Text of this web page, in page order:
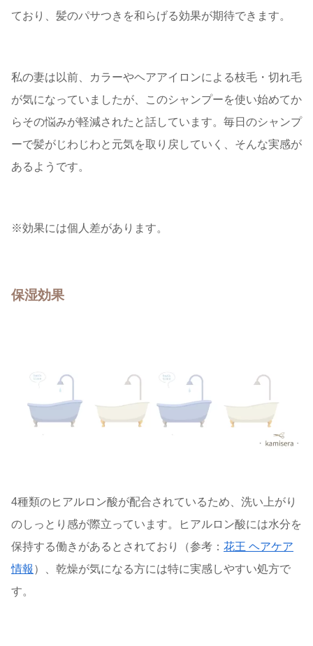
ており、髪のパサつきを和らげる効果が期待できます。
私の妻は以前、カラーやヘアアイロンによる枝毛・切れ毛
が気になっていましたが、このシャンプーを使い始めてか
らその悩みが軽減されたと話しています。毎日のシャンプ
ーで髪がじわじわと元気を取り戻していく、そんな実感が
あるようです。
※効果には個人差があります。
保湿効果
4種類のヒアルロン酸が配合されているため、洗い上がり
のしっとり感が際立っています。ヒアルロン酸には水分を
保持する働きがあるとされており（参考： 花王 ヘアケア
情報 ）、乾燥が気になる方には特に実感しやすい処方で
す。